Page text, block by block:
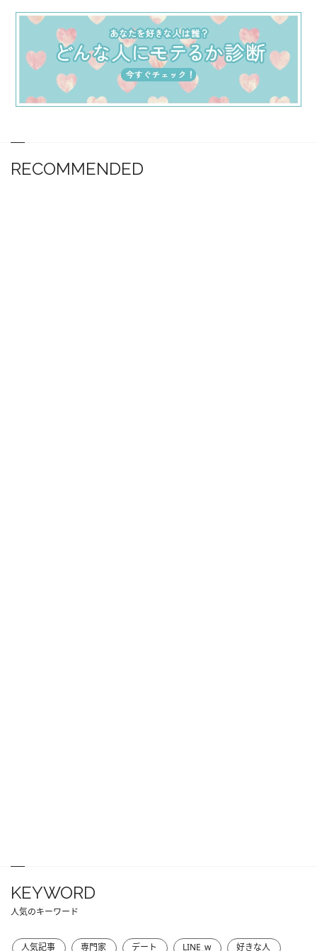
RECOMMENDED
KEYWORD
人気のキーワード
人気記事 専門家 デート LINE_w
好きな人